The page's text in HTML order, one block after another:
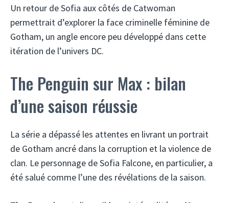
Un retour de Sofia aux côtés de Catwoman
permettrait d’explorer la face criminelle féminine de
Gotham, un angle encore peu développé dans cette
itération de l’univers DC.
The Penguin sur Max : bilan
d’une saison réussie
La série a dépassé les attentes en livrant un portrait
de Gotham ancré dans la corruption et la violence de
clan. Le personnage de Sofia Falcone, en particulier, a
été salué comme l’une des révélations de la saison.